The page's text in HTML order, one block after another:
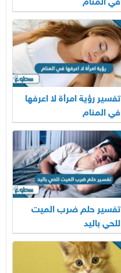
في المنام
تفسير رؤية امرأة لا اعرفها
في المنام
تفسير حلم ضرب الميت
للحي باليد